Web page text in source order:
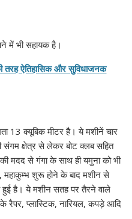
में भी सहायक है।
तरह ऐतिहासिक और सुविधाजनक
13 क्यूबिक मीटर है। ये मशीनें चार
संगम क्षेत्र से लेकर बोट क्लब सहित
मदद से गंगा के साथ ही यमुना को भी
महाकुम्भ शुरू होने के बाद मशीन से
है। ये मशीन सतह पर तैरने वाले
के रैपर, प्लास्टिक, नारियल, कपड़े आदि